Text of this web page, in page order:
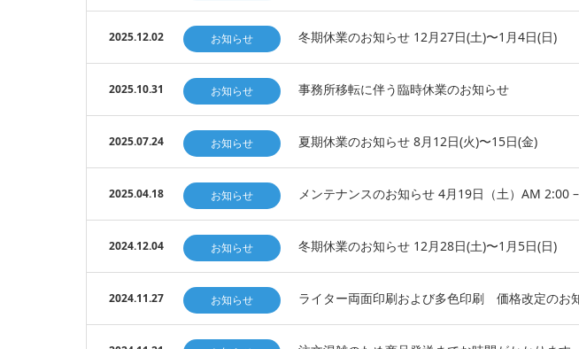
2025.12.02 お知らせ 冬期休業のお知らせ 12月27日(土)〜1月4日(日)
2025.10.31 お知らせ 事務所移転に伴う臨時休業のお知らせ
2025.07.24 お知らせ 夏期休業のお知らせ 8月12日(火)〜15日(金)
2025.04.18 お知らせ メンテナンスのお知らせ 4月19日（土）AM 2:00
2024.12.04 お知らせ 冬期休業のお知らせ 12月28日(土)〜1月5日(日)
2024.11.27 お知らせ ライター両面印刷および多色印刷 価格改定のお